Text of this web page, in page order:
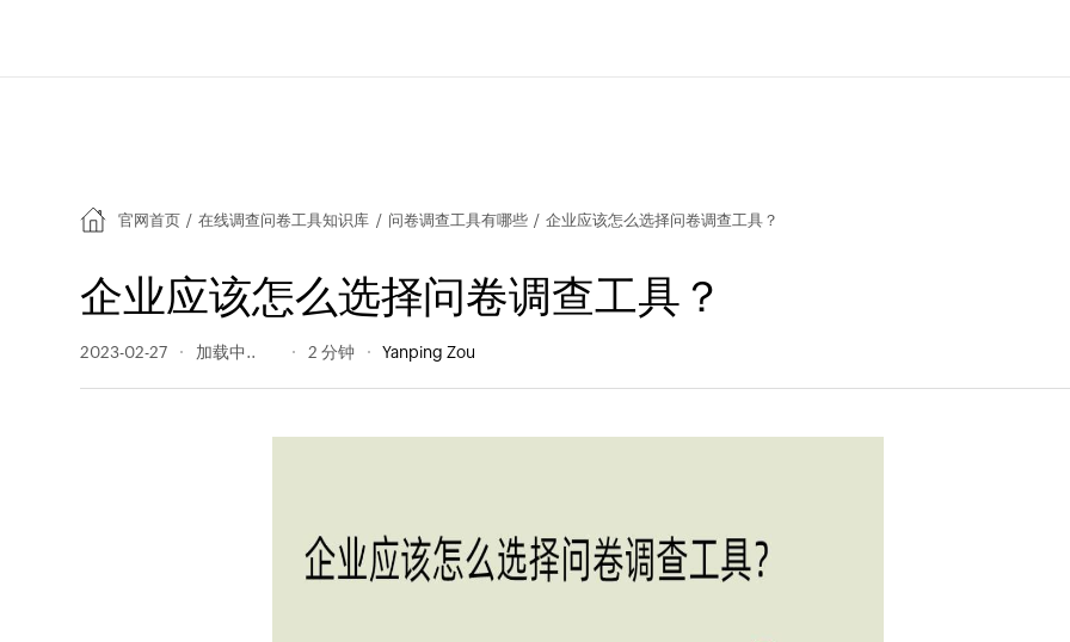
官网首页 / 在线调查问卷工具知识库 / 问卷调查工具有哪些 / 企业应该怎么选择问卷调查工具？
企业应该怎么选择问卷调查工具？
2023-02-27 205 阅读量 2 分钟 Yanping Zou